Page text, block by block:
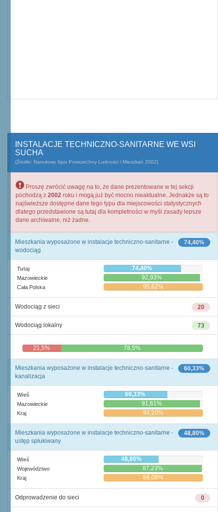
INSTALACJE TECHNICZNO-SANITARNE WE WSI
SUCHA
(Źródło: Narodowy Spis Powszechny Ludności i Mieszkań 2002)
Proszę zwrócić uwagę na to, że dane prezentowane w tej sekcji
pochodzą z 2002 roku i mogą już być mocno nieaktualne. Jednakże są to
najświeższe dostępne dane tego typu dla miejscowości statystycznych
dlatego przedstawione są tutaj dla kompletności w myśl zasady lepsze
dane archiwalne, niż żadne.
74,40%
Mieszkania wyposażone w instalacje techniczno-sanitarne -
wodociąg
Tutaj 74,40%
Mazowieckie 92,93%
Cała Polska 95,62%
20
Wodociąg z sieci
73
Wodociąg lokalny
21,5% 78,5%
60,33%
Mieszkania wyposażone w instalacje techniczno-sanitarne -
kanalizacja
Wieś 60,33%
Mazowieckie 91,61%
Kraj 94,20%
48,80%
Mieszkania wyposażone w instalacje techniczno-sanitarne -
ustęp spłukiwany
Wieś 48,80%
Województwo 87,23%
Kraj 88,08%
0
Odprowadzenie do sieci